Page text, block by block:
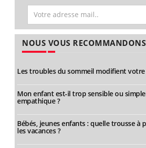
NOUS VOUS RECOMMANDONS
Les troubles du sommeil modifient votre
Mon enfant est-il trop sensible ou
empathique ?
Bébés, jeunes enfants : quelle trousse à
les vacances ?